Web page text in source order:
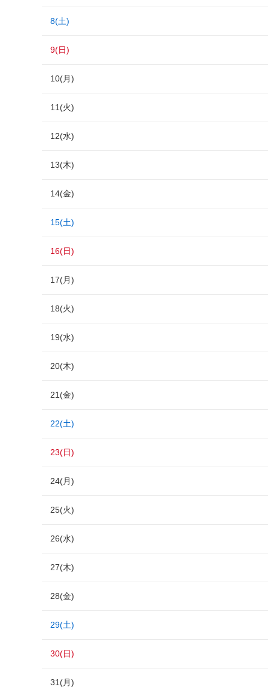
8(土)
9(日)
10(月)
11(火)
12(水)
13(木)
14(金)
15(土)
16(日)
17(月)
18(火)
19(水)
20(木)
21(金)
22(土)
23(日)
24(月)
25(火)
26(水)
27(木)
28(金)
29(土)
30(日)
31(月)